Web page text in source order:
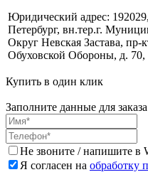
Юридический адрес:
Петербург, вн.тер.г.
Округ Невская Застава, пр-
Обуховской Обороны, д. 70,
Купить в один клик
Заполните данные для заказа
Не звоните / напишите в
Я согласен на обработку